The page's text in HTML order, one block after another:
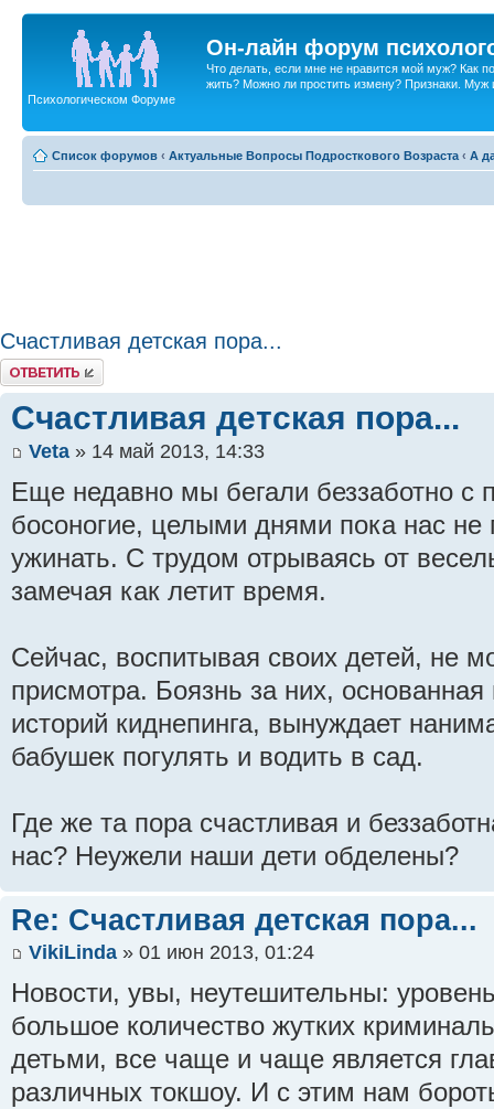
Он-лайн форум
Что делать, если мне не нравится мой муж? Как
жить? Можно ли простить измену? Признаки. Муж
Психологическом Форуме
Список форумов ‹ Актуальные Вопросы Подросткового Возраста ‹ А
Счастливая детская пора...
Ответить
Счастливая детская пора...
Veta » 14 май 2013, 14:33
Еще недавно мы бегали беззаботно с
босоногие, целыми днями пока нас не
ужинать. С трудом отрываясь от
замечая как летит время.
Сейчас, воспитывая своих детей, не
присмотра. Боязнь за них,
историй киднепинга, вынуждает
бабушек погулять и водить в сад.
Где же та пора счастливая и
нас? Неужели наши дети обделены?
Re: Счастливая детская пора...
VikiLinda » 01 июн 2013, 01:24
Новости, увы, неутешительны:
большое количество жутких
детьми, все чаще и чаще является
различных токшоу. И с этим нам